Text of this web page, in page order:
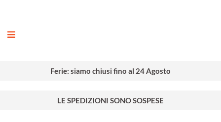
Ferie: siamo chiusi fino al 24 Agosto
LE SPEDIZIONI SONO SOSPESE